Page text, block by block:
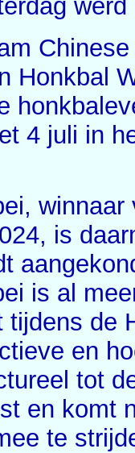
Honkbal
4 juli in
is
is al
tijdens de
en
tot
en komt
te